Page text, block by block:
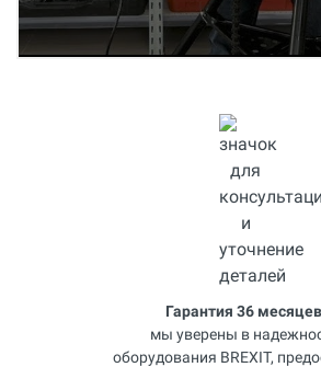
Гарантия 36
мы уверены в
оборудования BREXIT,